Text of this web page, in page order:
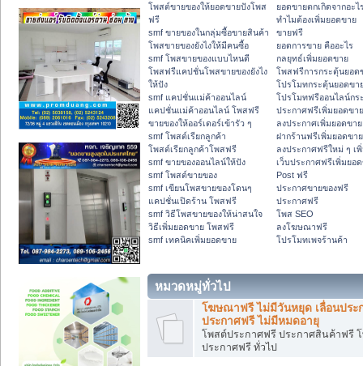
โพสต์ขายของให้ยอดขายปังโพส
ฟรี
smf ขายของในกลุ่มซื้อขายสินค้า
โพสขายของยังไงให้มีคนซื้อ
smf โพสขายของแบบไหนดี
โพสฟรีแคปชั่นโพสขายของยังไง
ให้ปัง
smf แคปชั่นแม่ค้าออนไลน์
แคปชั่นแม่ค้าออนไลน์ โพสฟรี
ขายของให้ออร์เดอร์เข้ารัว ๆ
smf โพสต์เรียกลูกค้า
โพสต์เรียกลูกค้าโพสฟรี
smf ขายของออนไลน์ให้ปัง
smf โพสต์ขายของ
smf เขียนโพสขายของโดนๆ
แคปชั่นเปิดร้าน โพสฟรี
smf วิธีโพสขายของให้น่าสนใจ
วิธีเพิ่มยอดขาย โพสฟรี
smf เทคนิคเพิ่มยอดขาย
ยอดขายตกเกิดจากอะไ
ทำไมต้องเพิ่มยอดขาย
ขายฟรี
ยอดการขาย คืออะไร
กลยุทธ์เพิ่มยอดขาย
โพสฟรีการกระตุ้นยอด
โปรโมทกระตุ้นยอดขา
โปรโมทฟรีออนไลน์กร
ประกาศฟรีเพิ่มยอดขาย
ลงประกาศเพิ่มยอดขาย
ฝากร้านฟรีเพิ่มยอดขาย
ลงประกาศฟรีใหม่ ๆ เ
เว็บประกาศฟรีเพิ่มยอ
Post ฟรี
ประกาศขายของฟรี
ประกาศฟรี
โพส SEO
ลงโฆษณาฟรี
โปรโมทเพจร้านค้า
หมวดหมู่ทั่วไป
โฆษณาฟรี ไม่มีวันหยุด เลื่อนประ
ประกาศฟรี ไม่มีหมดอายุ
โพสต์ประกาศฟรี ประกาศสินค้าฟรี
ประกาศฟรี ทั่วไป